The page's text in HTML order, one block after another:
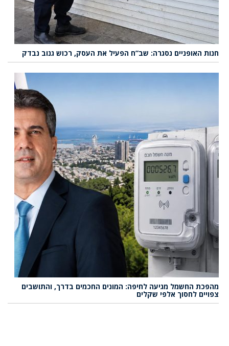
חנות האופניים נסגרה: שב”ח הפעיל את העסק, רכוש גנוב נבדק
מהפכת החשמל מגיעה לחיפה: המונים החכמים בדרך, והתושבים
צפויים לחסוך אלפי שקלים